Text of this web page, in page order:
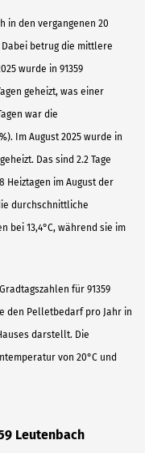
in den vergangenen 20
Dabei betrug die mittlere
wurde in 91359
geheizt, was einer
war die
Im August 2025 wurde in
Das sind 2.2 Tage
Heiztagen im August der
durchschnittliche
bei 13,4°C, während sie im
für 91359
den Pelletbedarf pro Jahr in
darstellt. Die
von 20°C und
Leutenbach